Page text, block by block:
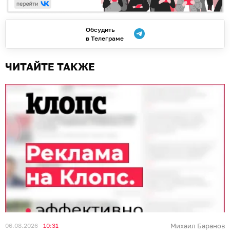
Обсудить
в Телеграме
ЧИТАЙТЕ ТАКЖЕ
06.08.2026 10:31 Михаил Баранов